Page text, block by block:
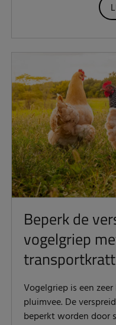
Beperk de
vogelgriep
Vogelgriep is een
pluimvee. De
beperkt worden door